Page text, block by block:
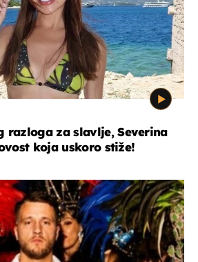
razloga za slavlje, Severina
koja uskoro stiže!